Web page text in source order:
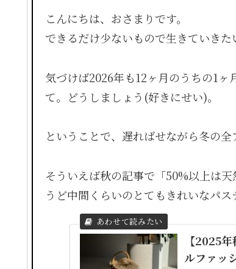
こんにちは、おさまりです。
できるだけ少ないもので生きていきた
気づけば2026年も12ヶ月のうちの1
て。どうしましょう(好きにせい)。
ということで、遅ればせながら冬の全
そういえば秋の記事で「50%以上は
うど中間くらいのとてもきれいなパ
【2025
ルファッ